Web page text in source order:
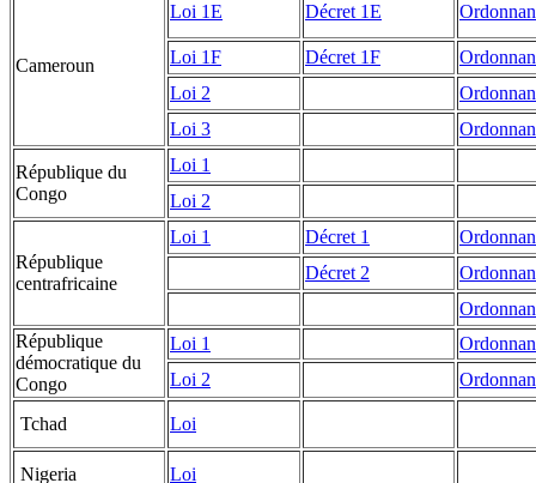
Cameroun
Loi 1E Décret 1E
Loi 1F Décret 1F
Loi 2
Loi 3
République du
Congo
Loi 1
Loi 2
République
centrafricaine
Loi 1 Décret 1
Décret 2
République
démocratique du
Congo
Loi 1
Loi 2
Tchad Loi
Nigeria Loi